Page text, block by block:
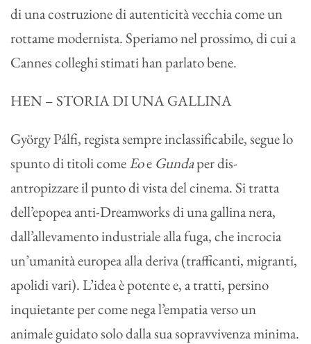
di una costruzione di autenticità vecchia come un
rottame modernista. Speriamo nel prossimo, di cui a
Cannes colleghi stimati han parlato bene.
HEN – STORIA DI UNA GALLINA
György Pálfi, regista sempre inclassificabile, segue lo
spunto di titoli comeEoe Gundaper dis-
antropizzare il punto di vista del cinema. Si tratta
dell’epopea anti-Dreamworks di una gallina nera,
dall’allevamento industriale alla fuga, che incrocia
un’umanità europea alla deriva (trafficanti, migranti,
apolidi vari). L’idea è potente e, a tratti, persino
inquietante per come nega l’empatia verso un
animale guidato solo dalla sua sopravvivenza minima.